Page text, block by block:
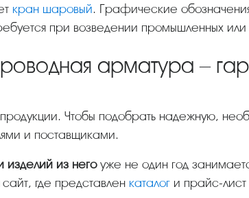
кран шаровый. Графические
при возведении промышленных или
арматура –
и поставщиками.
изделий из негоуже не один год
где представлен каталог и прайс-